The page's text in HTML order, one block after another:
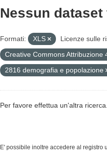
Nessun
Formati: XLS
Licenze sulle
Creative Commons Attribuzione
2816 demografia e popolazione
Per favore effettua un'altra ricerca.
E' possibile inoltre accedere al registro